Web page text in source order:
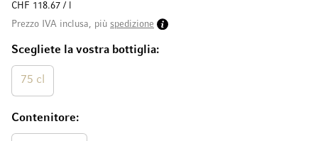
Scegliete la vostra bottiglia
75 cl
Contenitore
CHF 118.67 / l
Prezzo IVA inclusa, più spedizione